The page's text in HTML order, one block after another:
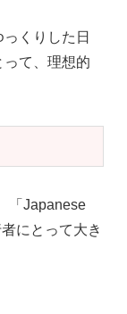
くりした日
て、理想的
「Japanese
にとって大き